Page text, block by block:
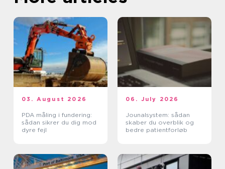
03. August 2026
PDA måling i fundering:
sådan sikrer du dig mod
dyre fejl
06. July 2026
Jounalsystem: sådan
skaber du overblik og
bedre patientforløb